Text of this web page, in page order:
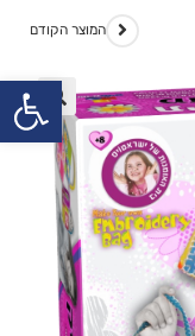
המוצר הקודם